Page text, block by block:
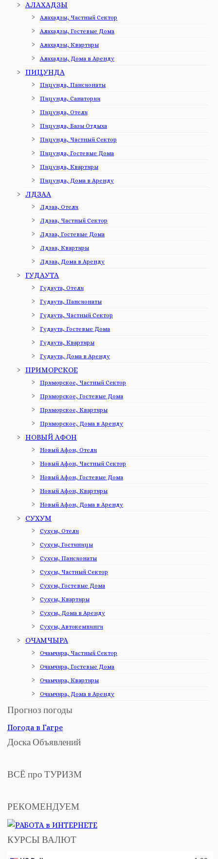
АЛАХАДЗЫ
Алахадзы, Частный Сектор
Алахадзы, Гостевые Дома
Алахадзы, Квартиры
Алахадзы, Дома в Аренду
ПИЦУНДА
Пицунда, Пансионаты
Пицунда, Санатории
Пицунда, Отели
Пицунда, Базы Отдыха
Пицунда, Частный Сектор
Пицунда, Гостевые Дома
Пицунда, Квартиры
Пицунда, Дома в Аренду
ЛДЗАА
Лдзаа, Отели
Лдзаа, Частный Сектор
Лдзаа, Гостевые Дома
Лдзаа, Квартиры
Лдзаа, Дома в Аренду
ГУДАУТА
Гудаута, Отели
Гудаута, Пансионаты
Гудаута, Частный Сектор
Гудаута, Гостевые Дома
Гудаута, Квартиры
Гудаута, Дома в Аренду
ПРИМОРСКОЕ
Приморское, Частный Сектор
Приморское, Гостевые Дома
Приморское, Квартиры
Приморское, Дома в Аренду
НОВЫЙ АФОН
Новый Афон, Отели
Новый Афон, Частный Сектор
Новый Афон, Гостевые Дома
Новый Афон, Квартиры
Новый Афон, Дома в Аренду
СУХУМ
Сухум, Отели
Сухум, Гостиницы
Сухум, Пансионаты
Сухум, Частный Сектор
Сухум, Гостевые Дома
Сухум, Квартиры
Сухум, Дома в Аренду
Сухум, Автокемпинги
ОЧАМЧЫРА
Очамчира, Частный Сектор
Очамчира, Гостевые Дома
Очамчира, Квартиры
Очамчира, Дома в Аренду
Прогноз погоды
Погода в Гагре
Доска Объявлений
ВСЁ про ТУРИЗМ
РЕКОМЕНДУЕМ
КУРСЫ ВАЛЮТ